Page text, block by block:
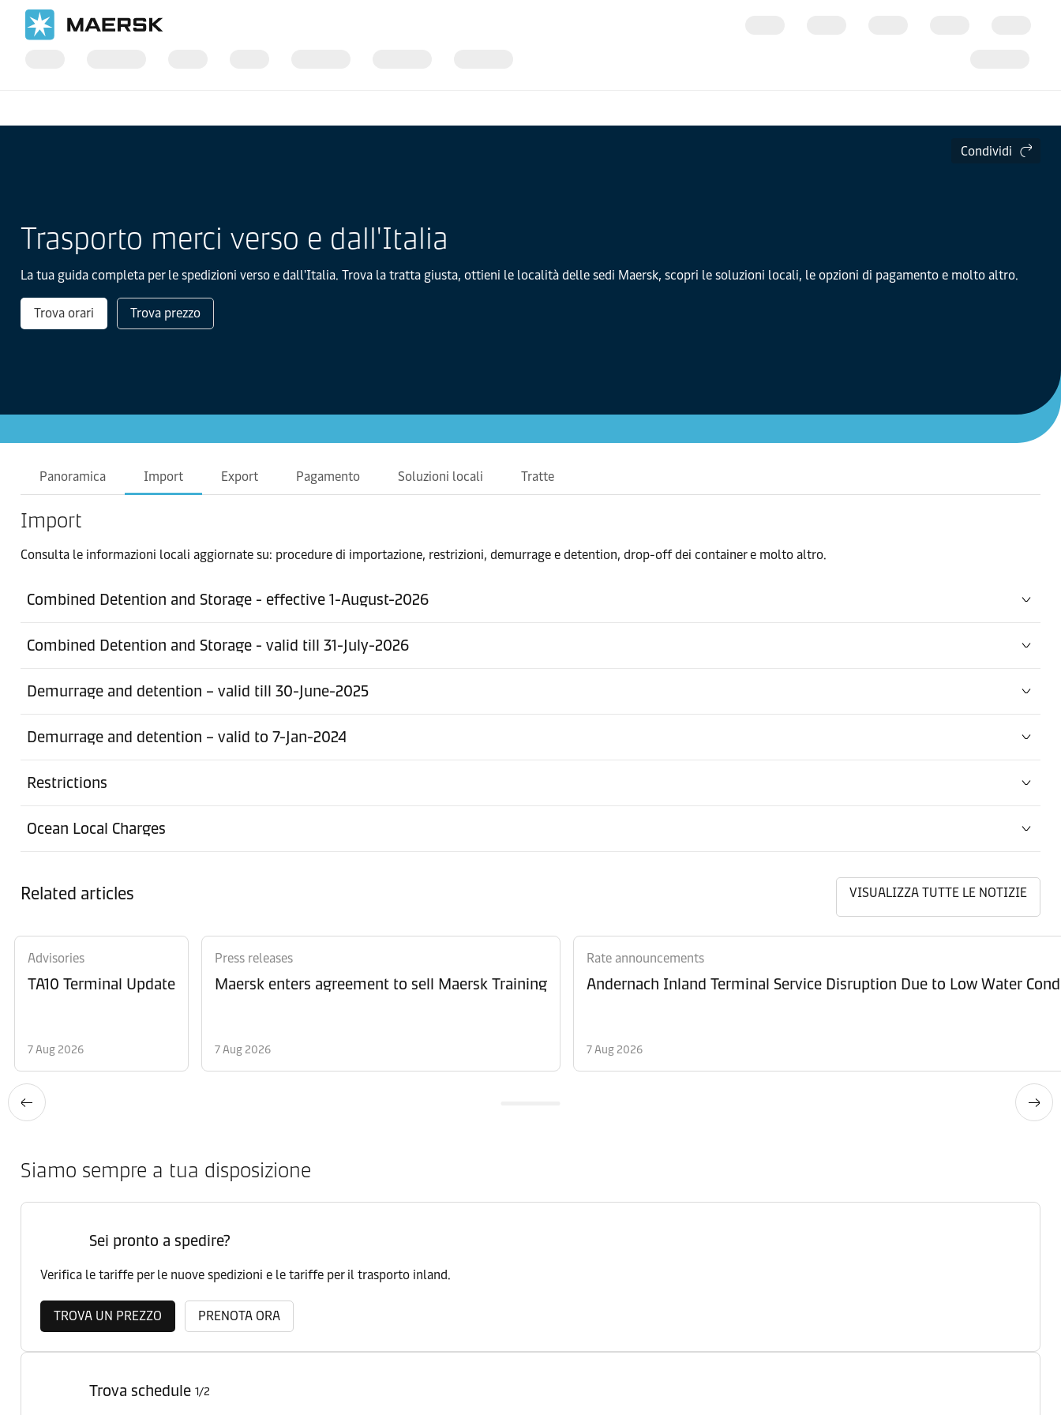
Condividi
Trasporto merci verso e dall'Italia
La tua guida completa per le spedizioni verso e dall'Italia. Trova la tratta giusta, ottieni le località delle sedi Maersk, scopri le soluzioni locali, le opzioni di pagamento e molto altro.
Trova orari Trova prezzo
Panoramica Import Export Pagamento Soluzioni locali Tratte
Import
Consulta le informazioni locali aggiornate su: procedure di importazione, restrizioni, demurrage e detention, drop-off dei container e molto altro.
Combined Detention and Storage - effective 1-August-2026
Combined Detention and Storage - valid till 31-July-2026
Demurrage and detention – valid till 30-June-2025
Demurrage and detention – valid to 7-Jan-2024
Restrictions
Ocean Local Charges
Related articles VISUALIZZA TUTTE LE NOTIZIE
Advisories
TA10 Terminal Update
7 Aug 2026
Press releases
Maersk enters agreement to sell Maersk Training
7 Aug 2026
Rate announcements
Andernach Inland Terminal Service Disruption Due to Low Water
7 Aug 2026
Siamo sempre a tua disposizione
Sei pronto a spedire?
Verifica le tariffe per le nuove spedizioni e le tariffe per il trasporto inland.
TROVA UN PREZZO PRENOTA ORA
Trova schedule 1/2